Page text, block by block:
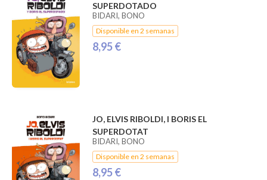
SUPERDOTADO
BIDARI, BONO
Disponible en 2 semanas
8,95 €
JO, ELVIS RIBOLDI, I BORIS EL
SUPERDOTAT
BIDARI, BONO
Disponible en 2 semanas
8,95 €